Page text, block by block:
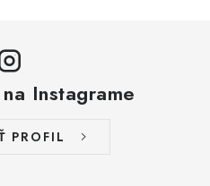
Instagrame
PROFIL